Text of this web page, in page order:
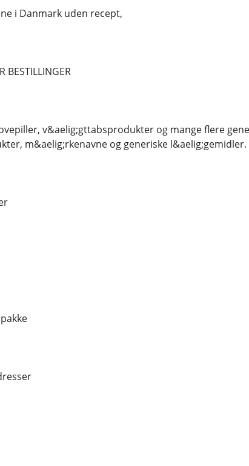
i Danmark uden recept,
BESTILLINGER
v&aelig;gttabsprodukter og mange flere
m&aelig;rkenavne og generiske l&aelig;gemidler.